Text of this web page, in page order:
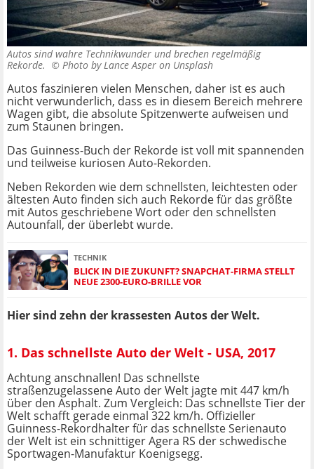
Autos sind wahre Technikwunder und brechen regelmäßig
Rekorde. © Photo by Lance Asper on Unsplash
Autos faszinieren vielen Menschen, daher ist es auch
nicht verwunderlich, dass es in diesem Bereich mehrere
Wagen gibt, die absolute Spitzenwerte aufweisen und
zum Staunen bringen.
Das Guinness-Buch der Rekorde ist voll mit spannenden
und teilweise kuriosen Auto-Rekorden.
Neben Rekorden wie dem schnellsten, leichtesten oder
ältesten Auto finden sich auch Rekorde für das größte
mit Autos geschriebene Wort oder den schnellsten
Autounfall, der überlebt wurde.
TECHNIK
BLICK IN DIE ZUKUNFT? SNAPCHAT-FIRMA STELLT
NEUE 2300-EURO-BRILLE VOR
Hier sind zehn der krassesten Autos der Welt.
1. Das schnellste Auto der Welt - USA, 2017
Achtung anschnallen! Das schnellste
straßenzugelassene Auto der Welt jagte mit 447 km/h
über den Asphalt. Zum Vergleich: Das schnellste Tier der
Welt schafft gerade einmal 322 km/h. Offizieller
Guinness-Rekordhalter für das schnellste Serienauto
der Welt ist ein schnittiger Agera RS der schwedische
Sportwagen-Manufaktur Koenigsegg.